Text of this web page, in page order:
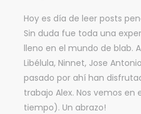
Hoy es día de leer posts
Sin duda fue toda una
lleno en el mundo de blab.
Libélula, Ninnet, Jose
pasado por ahí han
trabajo Alex. Nos vemos en
tiempo). Un abrazo!